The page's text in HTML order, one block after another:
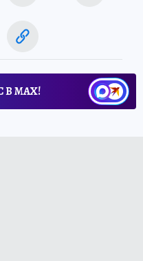
В МАХ!